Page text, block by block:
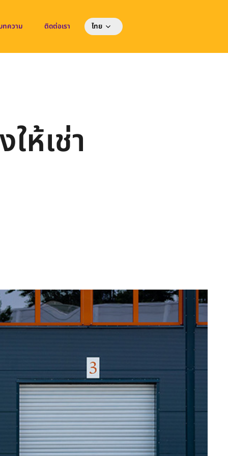
ทความ ติดต่อเรา ไทย
ห้เช่า